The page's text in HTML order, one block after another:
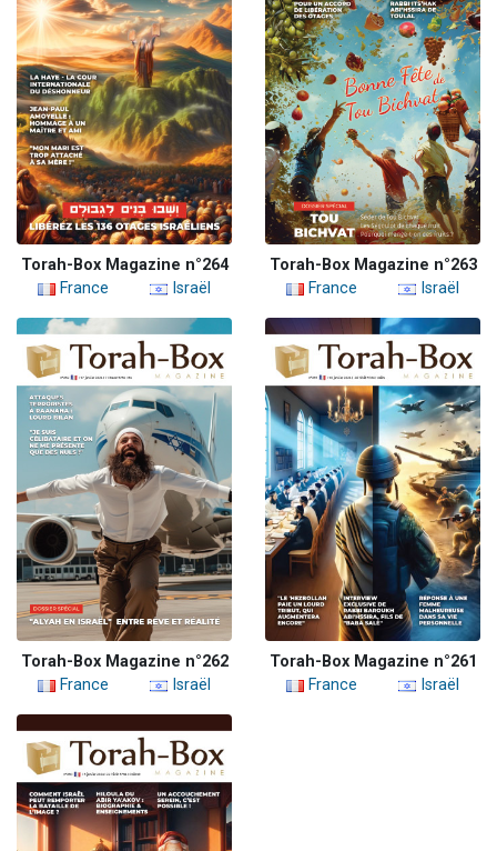
Torah-Box Magazine n°264
France
Israël
Torah-Box Magazine n°263
France
Israël
Torah-Box Magazine n°262
France
Israël
Torah-Box Magazine n°261
France
Israël